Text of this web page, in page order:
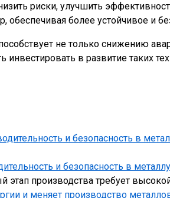
риски, улучшить
обеспечивая более устойчивое и
не только снижению
инвестировать в развитие таких
и безопасность в
производства требует